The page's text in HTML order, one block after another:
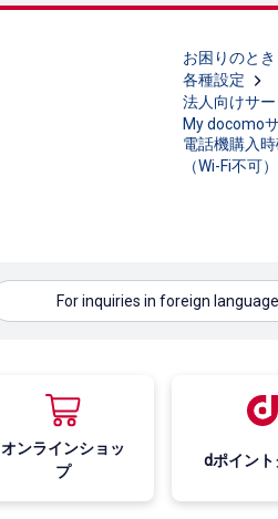
お困りのとき
各種設定
法人向けサー
My docomo
電話機購入
（Wi-Fi不可）
For inquiries in foreign
オンラインショッ
プ
dポイン